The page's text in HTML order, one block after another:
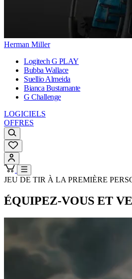
Herman Miller
Logitech G PLAY
Bubba Wallace
Suellio Almeida
Bianca Bustamante
G Challenge
LOGICIELS
OFFRES
JEU DE TIR À LA PREMIÈRE
ÉQUIPEZ-VOUS ET